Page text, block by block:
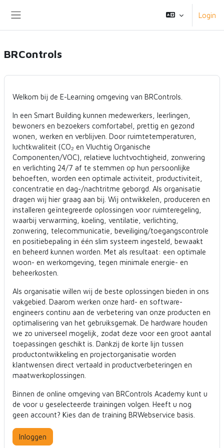
Login
BRControls
Welkom bij de E-Learning omgeving van BRControls.
In een Smart Building kunnen medewerkers, leerlingen,
bewoners en bezoekers comfortabel, prettig en gezond
wonen, werken en verblijven. Door ruimtetemperaturen,
luchtkwaliteit (CO₂ en Vluchtig Organische
Componenten/VOC), relatieve luchtvochtigheid, zonwering
en verlichting 24/7 af te stemmen op hun persoonlijke
behoeften, worden een optimale activiteit, productiviteit,
concentratie en dag-/nachtritme geborgd. Als organisatie
dragen wij hier graag aan bij. Wij ontwikkelen, produceren en
installeren geïntegreerde oplossingen voor ruimteregeling,
waarbij verwarming, koeling, ventilatie, verlichting,
zonwering, telecommunicatie, beveiliging/toegangscontrole
en positiebepaling in één slim systeem ingesteld, bewaakt
en beheerd kunnen worden. Met als resultaat: een optimale
woon- en werkomgeving, tegen minimale energie- en
beheerkosten.
Als organisatie willen wij de beste oplossingen bieden in ons
vakgebied. Daarom werken onze hard- en software-
engineers continu aan de verbetering van onze producten en
optimalisering van het gebruiksgemak. De hardware houden
we zo universeel mogelijk, zodat deze voor een groot aantal
toepassingen geschikt is. Dankzij de korte lijn tussen
productontwikkeling en projectorganisatie worden
klantwensen direct vertaald in productverbeteringen en
maatwerkoplossingen.
Binnen de online omgeving van BRControls Academy kunt u
de voor u geselecteerde trainingen volgen. Heeft u nog
geen account? Kies dan de training BRWebservice basis.
Inloggen